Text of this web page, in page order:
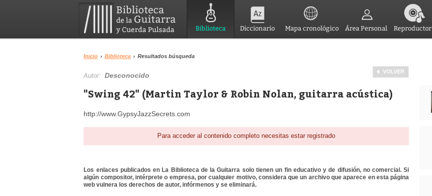
Biblioteca Diccionario Mapa cronológico Área Personal Reproductor
Inicio › Biblioteca › Resultados búsqueda
VOLVER
Autor:Desconocido
"Swing 42" (Martin Taylor & Robin Nolan, guitarra acústica)
http://www.GypsyJazzSecrets.com
Para acceder al contenido completo necesitas estar registrado
Los enlaces publicados en La Biblioteca de la Guitarra solo tienen un fin educativo y de difusión, no comercial. Si
algún compositor, intérprete o empresa, por cualquier motivo, considera que un archivo que aparece en esta página
web vulnera los derechos de autor, infórmenos y se eliminará.